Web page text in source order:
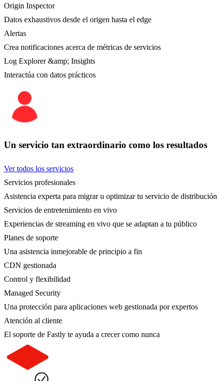
Origin Inspector
Datos exhaustivos desde el origen hasta el edge
Alertas
Crea notificaciones acerca de métricas de servicios
Log Explorer &amp; Insights
Interactúa con datos prácticos
Un servicio tan extraordinario como los resultados
Ver todos los servicios
Servicios profesionales
Asistencia experta para migrar u optimizar tu servicio de distribución
Servicios de entretenimiento en vivo
Experiencias de streaming en vivo que se adaptan a tu público
Planes de soporte
Una asistencia inmejorable de principio a fin
CDN gestionada
Control y flexibilidad
Managed Security
Una protección para aplicaciones web gestionada por expertos
Atención al cliente
El soporte de Fastly te ayuda a crecer como nunca